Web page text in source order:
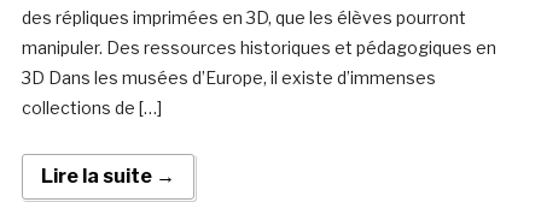
des répliques imprimées en 3D, que les élèves pourront
manipuler. Des ressources historiques et pédagogiques en
3D Dans les musées d’Europe, il existe d’immenses
collections de […]
Lire la suite →